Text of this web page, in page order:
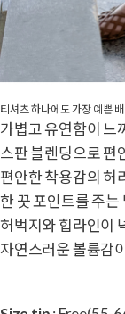
티셔츠 하나에도 가장 예쁜
가볍고 유연함이 느
스판 블렌딩으로 편
편안한 착용감의 허
한 끗 포인트를 주는
허벅지와 힙라인이
자연스러운 볼륨감